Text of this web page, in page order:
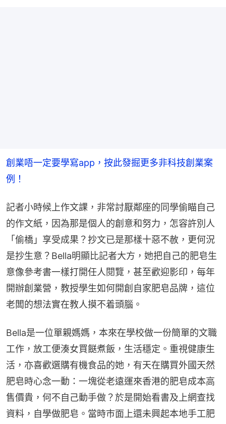
創業唔一定要學寫app，按此發掘更多非科技創業案
例！
記者小時候上作文課，非常討厭鄰座的同學偷瞄自己
的作文紙，因為那是個人的創意和努力，怎容許別人
「偷橋」享受成果？抄文已是那樣十惡不赦，更何況
是抄生意？Bella明顯比記者大方，她把自己的肥皂生
意像參考書一樣打開任人閱覽，甚至歡迎影印，每年
開辦創業營，教授學生如何開創自家肥皂品牌，這位
老闆的想法實在教人摸不着頭腦。
Bella是一位單親媽媽，本來在學校做一份簡單的文職
工作，放工便湊女買餸煮飯，生活穩定。重視健康生
活，亦喜歡選購有機食品的她，有天在購買外國天然
肥皂時心念一動：一塊從老遠運來香港的肥皂成本高
售價貴，何不自己動手做？於是開始看書及上網查找
資料，自學做肥皂。當時巿面上還未興起本地手工肥